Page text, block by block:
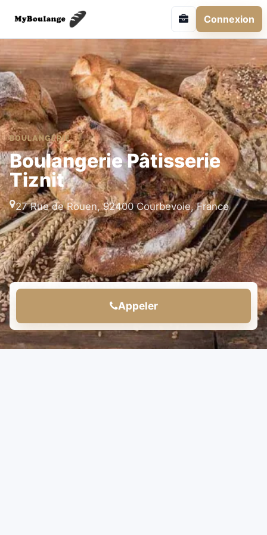
Connexion
BOULANGERIE
Boulangerie Pâtisserie
Tiznit
27 Rue de Rouen, 92400 Courbevoie, France
Appeler